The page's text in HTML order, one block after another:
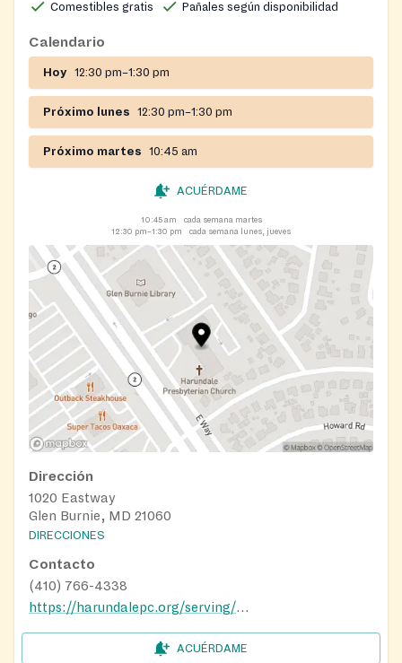
Comestibles gratis Pañales según disponibilidad
Calendario
Hoy 12:30 pm–1:30 pm
Próximo lunes 12:30 pm–1:30 pm
Próximo martes 10:45 am
ACUÉRDAME
10:45 am
cada semana martes
12:30 pm–1:30 pm
cada semana lunes, jueves
Dirección
1020 Eastway
Glen Burnie, MD 21060
DIRECCIONES
Contacto
(410) 766-4338
https://harundalepc.org/serving/feeding-the-hungry/
ACUÉRDAME